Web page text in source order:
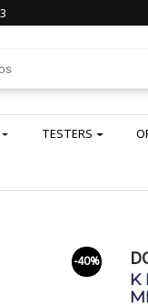
TESTERS
-40%
K